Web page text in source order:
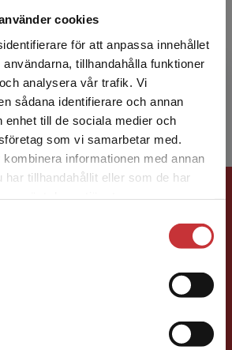
cookies
för att anpassa innehållet
tillhandahålla funktioner
analysera vår trafik. Vi
sådana identifierare och annan
enhet till de sociala medier och
som vi samarbetar med.
informationen med annan
har tillhandahållit eller som de har
fraktregion
att du besöker
via en enhet utanför Sverige.
leveranser utanför Sverige. För
ett köp måste
är universitets­adjunkt samt
med speciellt fokus på
vid institutionen för
hälsosys...